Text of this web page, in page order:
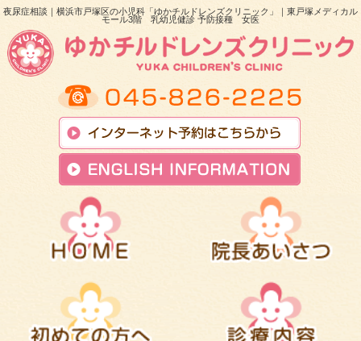
夜尿症相談｜横浜市戸塚区の小児科「ゆかチルドレンズクリニック」｜東戸塚メディカル
モール3階 乳幼児健診 予防接種 女医